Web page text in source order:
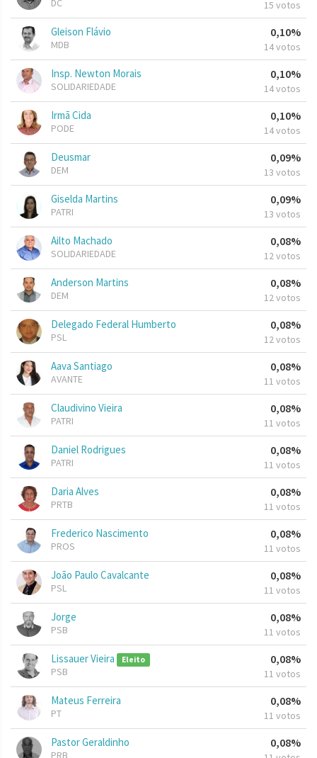
DC 15 votos
Gleison Flávio
MDB
0,10%
14 votos
Insp. Newton Morais
SOLIDARIEDADE
0,10%
14 votos
Irmã Cida
PODE
0,10%
14 votos
Deusmar
DEM
0,09%
13 votos
Giselda Martins
PATRI
0,09%
13 votos
Ailto Machado
SOLIDARIEDADE
0,08%
12 votos
Anderson Martins
DEM
0,08%
12 votos
Delegado Federal Humberto
PSL
0,08%
12 votos
Aava Santiago
AVANTE
0,08%
11 votos
Claudivino Vieira
PATRI
0,08%
11 votos
Daniel Rodrigues
PATRI
0,08%
11 votos
Daria Alves
PRTB
0,08%
11 votos
Frederico Nascimento
PROS
0,08%
11 votos
João Paulo Cavalcante
PSL
0,08%
11 votos
Jorge
PSB
0,08%
11 votos
Lissauer Vieira Eleito
PSB
0,08%
11 votos
Mateus Ferreira
PT
0,08%
11 votos
Pastor Geraldinho
PRB
0,08%